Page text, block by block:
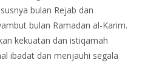
bulan Rejab dan
bulan Ramadan al-Karim.
kekuatan dan istiqamah
ibadat dan menjauhi segala